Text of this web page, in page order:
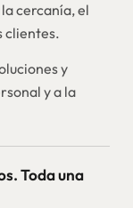
cercanía, el
clientes.
y
y a la
Toda una